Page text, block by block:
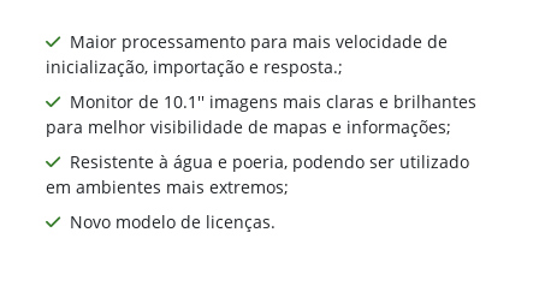
Maior processamento para mais velocidade de
inicialização, importação e resposta.;
Monitor de 10.1'' imagens mais claras e brilhantes
para melhor visibilidade de mapas e informações;
Resistente à água e poeria, podendo ser utilizado
em ambientes mais extremos;
Novo modelo de licenças.